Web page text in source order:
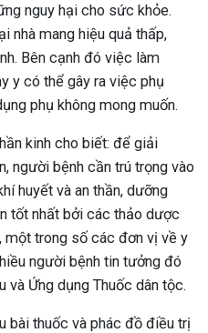
nguy hại cho sức khỏe.
nhà mang hiệu quả thấp,
Bên cạnh đó việc làm
y có thể gây ra việc phụ
phụ không mong muốn.
kinh cho biết: để giải
người bệnh cần trú trọng vào
huyết và an thần, dưỡng
tốt nhất bởi các thảo dược
một trong số các đơn vị về y
người bệnh tin tưởng đó
và Ứng dụng Thuốc dân tộc.
bài thuốc và phác đồ điều trị